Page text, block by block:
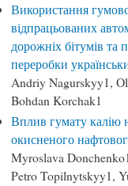
Використання
відпрацьованих
дорожніх бітумів та
переробки
Andriy Nagurskyy1,
Bohdan Korchak1
Вплив гумату калію
окисненого
Myroslava
Petro Topilnytskyy1,